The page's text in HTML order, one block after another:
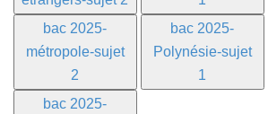
bac 2025-
métropole-sujet
2
bac 2025-
Polynésie-sujet
1
bac 2025-